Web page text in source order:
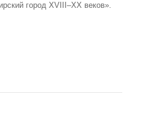
город XVIII–XX веков».